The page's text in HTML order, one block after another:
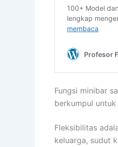
Fungsi minibar
berkumpul
Fleksibilitas
keluarga, sudut